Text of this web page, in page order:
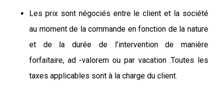
Les prix sont négociés entre le client et la société
au moment de la commande en fonction de la nature
et de la durée de l’intervention de manière
forfaitaire, ad -valorem ou par vacation .Toutes les
taxes applicables sont à la charge du client.